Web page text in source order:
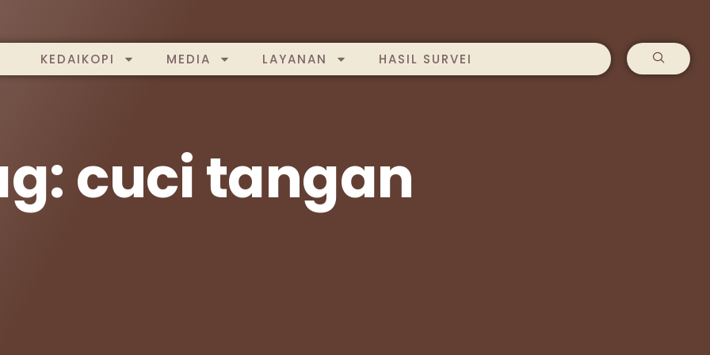
KEDAIKOPI MEDIA LAYANAN HASIL SURVEI
cuci tangan